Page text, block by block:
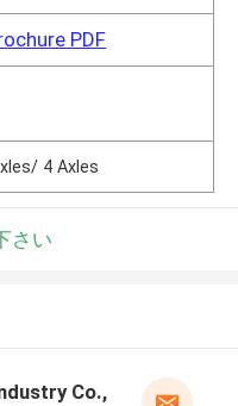
PDF
4 Axles
さい
Co.,